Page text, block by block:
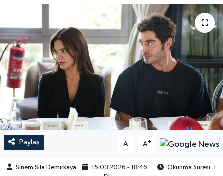
Paylaş A- A+
Sinem Sıla Demirkaya 15.03.2026 - 18:46
Okunma Süresi: 1